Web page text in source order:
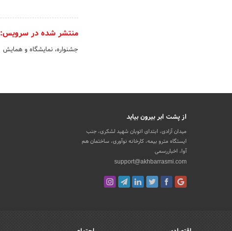
منتشر شده در سرویس:
جشنواره، نمایشگاه و همایش
از پشت ابر بیرون بیاید
میدان آزادی، ابتدای اتوبان شهید لشکری، جنب
ایستگاه مترو بیمه، کارخانه نوآوری، ساختمان هم
آوا، اخباررسمی
support@akhbarrasmi.com